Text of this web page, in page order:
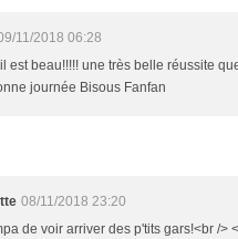
11/2018 06:28
est beau!!!!! une très belle réussite
journée Bisous Fanfan
08/11/2018 23:20
de voir arriver des p'tits gars!<br />